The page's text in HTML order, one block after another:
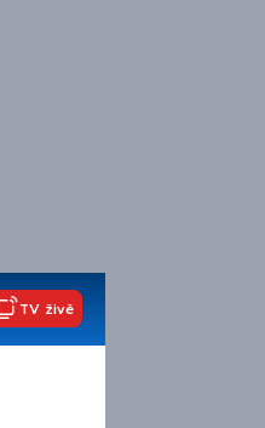
TV živě